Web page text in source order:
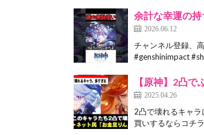
余計な幸運の
2026.06.12
チャンネル登録、
#genshinimpact
【原神】2凸
2025.04.26
2凸で壊れるキャ
買いするならコチ